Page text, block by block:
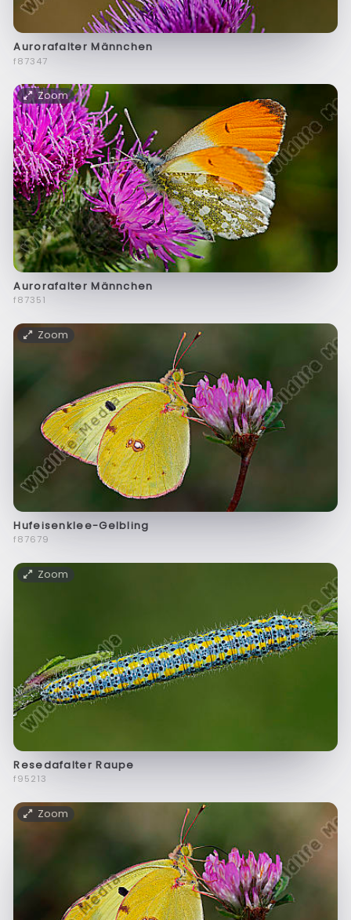
Aurorafalter Männchen
f87347
Zoom
Aurorafalter Männchen
f87351
Zoom
Hufeisenklee-Gelbling
f87679
Zoom
Resedafalter Raupe
f95213
Zoom